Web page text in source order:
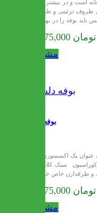
است و در بیشتر خانه
ظروف تزئینی و ظروف
31,875,000 تومان
مشاهده
بوفه دلسا
سبک کلاسیک
31,875,000 تومان
مشاهده